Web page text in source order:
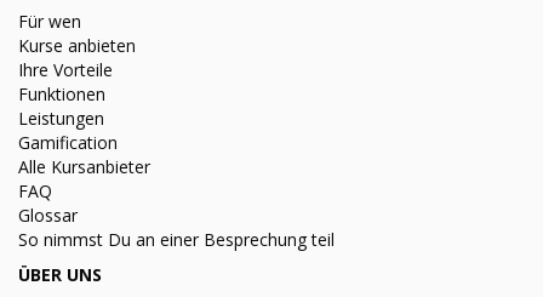
Für wen
Kurse anbieten
Ihre Vorteile
Funktionen
Leistungen
Gamification
Alle Kursanbieter
FAQ
Glossar
So nimmst Du an einer Besprechung teil
ÜBER UNS